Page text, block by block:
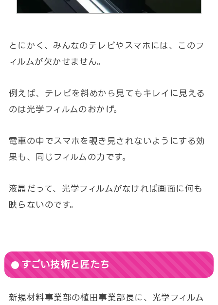
とにかく、みんなのテレビやスマホには、このフ
ィルムが欠かせません。
例えば、テレビを斜めから見てもキレイに見える
のは光学フィルムのおかげ。
電車の中でスマホを覗き見されないようにする効
果も、同じフィルムの力です。
液晶だって、光学フィルムがなければ画面に何も
映らないのです。
すごい技術と匠たち
新規材料事業部の植田事業部長に、光学フィルム